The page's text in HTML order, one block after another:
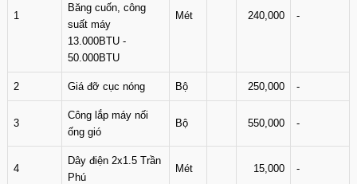
1
Băng cuốn, công
suất máy
13.000BTU -
50.000BTU
Mét 240,000 -
2 Giá đỡ cục nóng Bộ 250,000 -
3
Công lắp máy nối
ống gió
Bộ 550,000 -
4
Dây điện 2x1.5 Trần
Phú
Mét 15,000 -